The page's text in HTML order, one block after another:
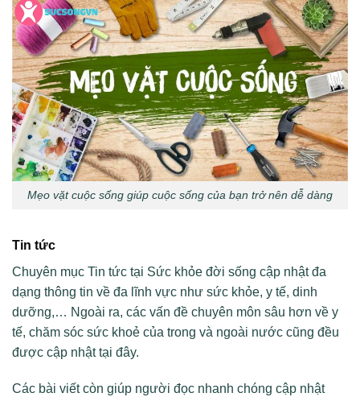
Mẹo vặt cuộc sống giúp cuộc sống của bạn trở nên dễ dàng
Tin tức
Chuyên mục Tin tức tại Sức khỏe đời sống cập nhật đa
dạng thông tin về đa lĩnh vực như sức khỏe, y tế, dinh
dưỡng,… Ngoài ra, các vấn đề chuyên môn sâu hơn về y
tế, chăm sóc sức khoẻ của trong và ngoài nước cũng đều
được cập nhật tại đây.
Các bài viết còn giúp người đọc nhanh chóng cập nhật